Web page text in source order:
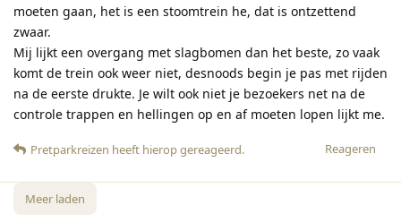
moeten gaan, het is een stoomtrein he, dat is ontzettend
zwaar.
Mij lijkt een overgang met slagbomen dan het beste, zo vaak
komt de trein ook weer niet, desnoods begin je pas met rijden
na de eerste drukte. Je wilt ook niet je bezoekers net na de
controle trappen en hellingen op en af moeten lopen lijkt me.
Reageren
Pretparkreizen heeft hierop gereageerd.
Meer laden